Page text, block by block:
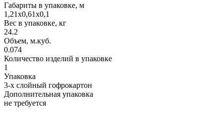
Габариты в упаковке, м
1,21х0,61х0,1
Вес в упаковке, кг
24.2
Объем, м.куб.
0.074
Количество изделий в упаковке
1
Упаковка
3-х слойный гофрокартон
Дополнительная упаковка
не требуется